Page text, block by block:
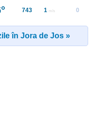
743 1 m/s 0
în Jora de Jos »